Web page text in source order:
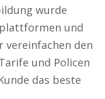
wurde
und
vereinfachen den
und Policen
das beste